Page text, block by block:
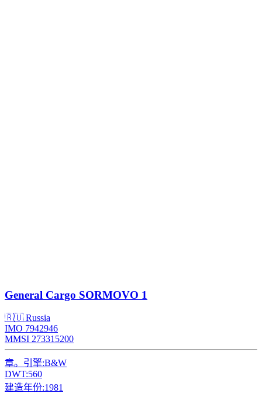
General Cargo SORMOVO 1
🇷🇺 Russia
IMO 7942946
MMSI 273315200
章。引擎:B&W
DWT:560
建造年份:1981